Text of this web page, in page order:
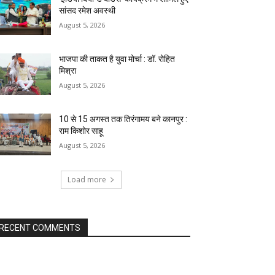
सांसद रमेश अवस्थी
August 5, 2026
भाजपा की ताकत है युवा मोर्चा : डॉ. रोहित
मिश्रा
August 5, 2026
10 से 15 अगस्त तक तिरंगामय बने कानपुर :
राम किशोर साहू
August 5, 2026
Load more
COMMENTS